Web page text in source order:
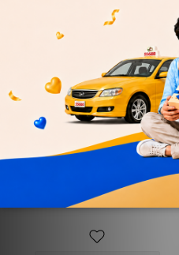
55688【70元-夜間
X15張+24HX8張搭車
金140元
NT$1,750